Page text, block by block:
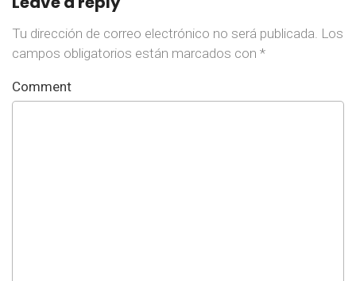
Tu dirección de correo electrónico no será publicada. Los
campos obligatorios están marcados con *
Comment